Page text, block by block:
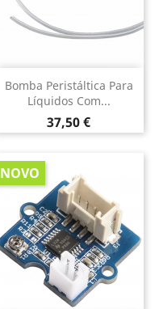
Bomba Peristáltica Para
Líquidos Com...
Preço
37,50 €
NOVO